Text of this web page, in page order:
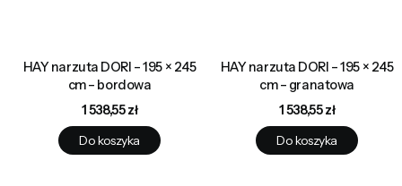
HAY narzuta DORI – 195 × 245
cm – bordowa
Cena
1 538,55 zł
Do koszyka
HAY narzuta DORI – 195 × 245
cm – granatowa
Cena
1 538,55 zł
Do koszyka